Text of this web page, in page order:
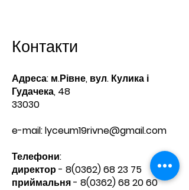
Контакти
Адреса: м.Рівне, вул. Кулика і
Гудачека, 48
33030
e-mail:lyceum19rivne@gmail.com
Телефони:​
директор - 8(0362) 68 23 75
приймальня - 8(0362) 68 20 60